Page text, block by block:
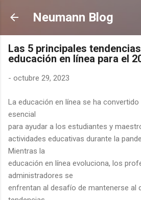
Ir al contenido
Neumann Blog
Las 5 principales
educación en línea para el
- octubre 29, 2023
La educación en línea se ha
esencial
para ayudar a los estudiantes y
actividades educativas durante la
Mientras la
educación en línea evoluciona, los
administradores se
enfrentan al desafío de mantenerse al